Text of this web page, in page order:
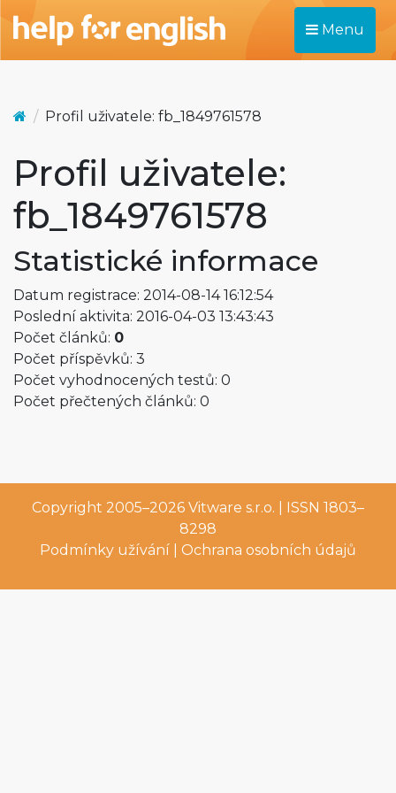
Menu
Profil uživatele: fb_1849761578
Profil uživatele:
fb_1849761578
Statistické informace
Datum registrace: 2014-08-14 16:12:54
Poslední aktivita: 2016-04-03 13:43:43
Počet článků: 0
Počet příspěvků: 3
Počet vyhodnocených testů: 0
Počet přečtených článků: 0
Copyright 2005–2026 Vitware s.r.o. | ISSN 1803–
8298
Podmínky užívání
Ochrana osobních údajů